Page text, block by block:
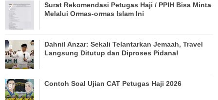
Surat Rekomendasi Petugas Haji / PPIH Bisa Minta
Melalui Ormas-ormas Islam Ini
Dahnil Anzar: Sekali Telantarkan Jemaah, Travel
Langsung Ditutup dan Diproses Pidana!
Contoh Soal Ujian CAT Petugas Haji 2026